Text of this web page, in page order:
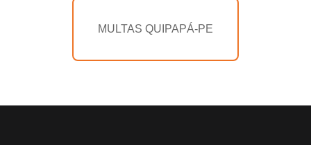
MULTAS QUIPAPÁ-PE